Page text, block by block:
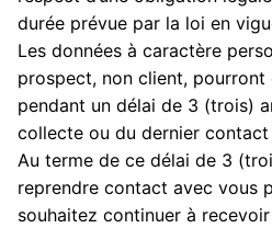
durée prévue par la loi en
Les données à caractère
prospect, non client, pourront
pendant un délai de 3 (trois)
collecte ou du dernier
Au terme de ce délai de 3
reprendre contact avec vous
souhaitez continuer à